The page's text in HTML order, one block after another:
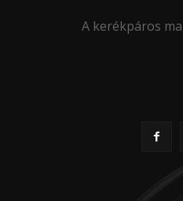
A kerékpáros